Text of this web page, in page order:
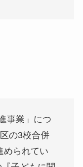
事業」につ
の3校合併
められてい